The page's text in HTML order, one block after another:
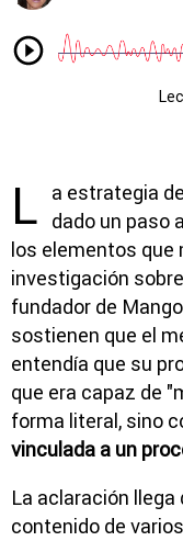
L
a estrategia
dado un paso
los elementos que
investigación
fundador de
sostienen que el
entendía que su
que era capaz de
forma literal, sino
vinculada a un
La aclaración
contenido de